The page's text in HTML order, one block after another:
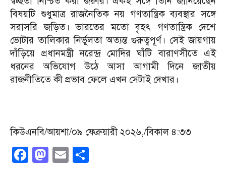
বিষয়টি শুধুমাত্র রাজনৈতিক নয় গণতান্ত্রিক ব্যবস্থার সঙ্গে
সরাসরি জড়িত। ভারতের মতো বৃহৎ গণতান্ত্রিক দেশে
ভোটার তালিকার নির্ভুলতা অত্যন্ত গুরুত্বপূর্ণ। সেই জায়গায়
দাঁড়িয়ে প্রধানমন্ত্রী নরেন্দ্র মোদির ঘাঁটি বারাণসীতে এই
ধরনের অভিযোগ উঠে আসা আগামী দিনে জাতীয়
রাজনীতিতে কী প্রভাব ফেলে এখন সেটাই দেখার।
কিউএনবি/আয়শা/০৯ ফেব্রুয়ারী ২০২৬,/বিকাল ৪:৩৩
Facebook
Mastodon
Email